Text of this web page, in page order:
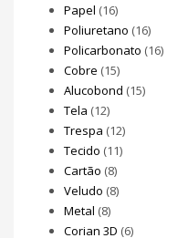
Papel (16)
Poliuretano (16)
Policarbonato (16)
Cobre (15)
Alucobond (15)
Tela (12)
Trespa (12)
Tecido (11)
Cartão (8)
Veludo (8)
Metal (8)
Corian 3D (6)